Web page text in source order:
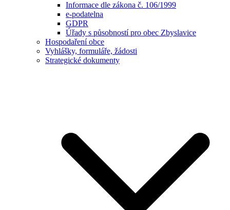
Informace dle zákona č. 106/1999
e-podatelna
GDPR
Úřady s působností pro obec Zbyslavice
Hospodaření obce
Vyhlášky, formuláře, žádosti
Strategické dokumenty